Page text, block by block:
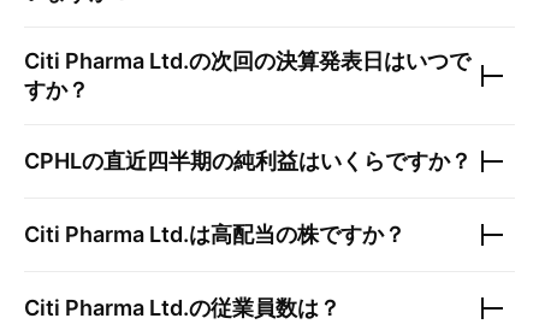
Citi Pharma Ltd.の次回の決算発表日はいつで
すか？
CPHLの直近四半期の純利益はいくらですか？
Citi Pharma Ltd.は高配当の株ですか？
Citi Pharma Ltd.の従業員数は？